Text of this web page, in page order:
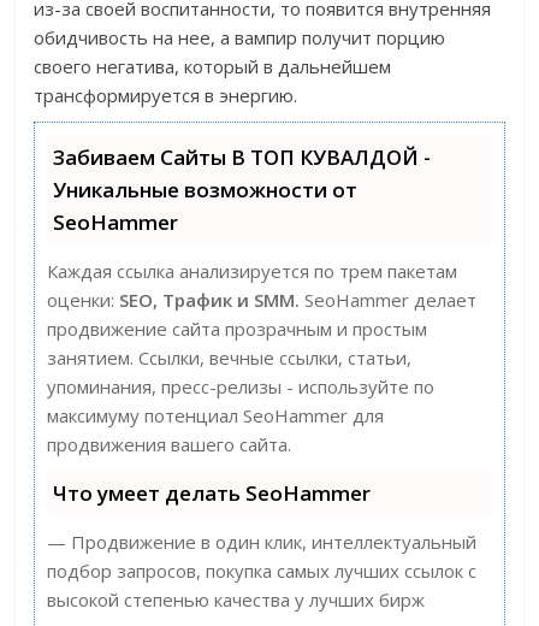
из-за своей воспитанности, то появится внутренняя
обидчивость на нее, а вампир получит порцию
своего негатива, который в дальнейшем
трансформируется в энергию.
Забиваем Сайты В ТОП КУВАЛДОЙ -
Уникальные возможности от
SeoHammer
Каждая ссылка анализируется по трем пакетам
оценки: SEO, Трафик и SMM. SeoHammer делает
продвижение сайта прозрачным и простым
занятием. Ссылки, вечные ссылки, статьи,
упоминания, пресс-релизы - используйте по
максимуму потенциал SeoHammer для
продвижения вашего сайта.
Что умеет делать SeoHammer
— Продвижение в один клик, интеллектуальный
подбор запросов, покупка самых лучших ссылок с
высокой степенью качества у лучших бирж